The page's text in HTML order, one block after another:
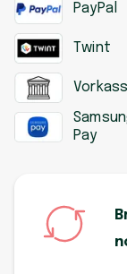
PayPal
Twint
Pay